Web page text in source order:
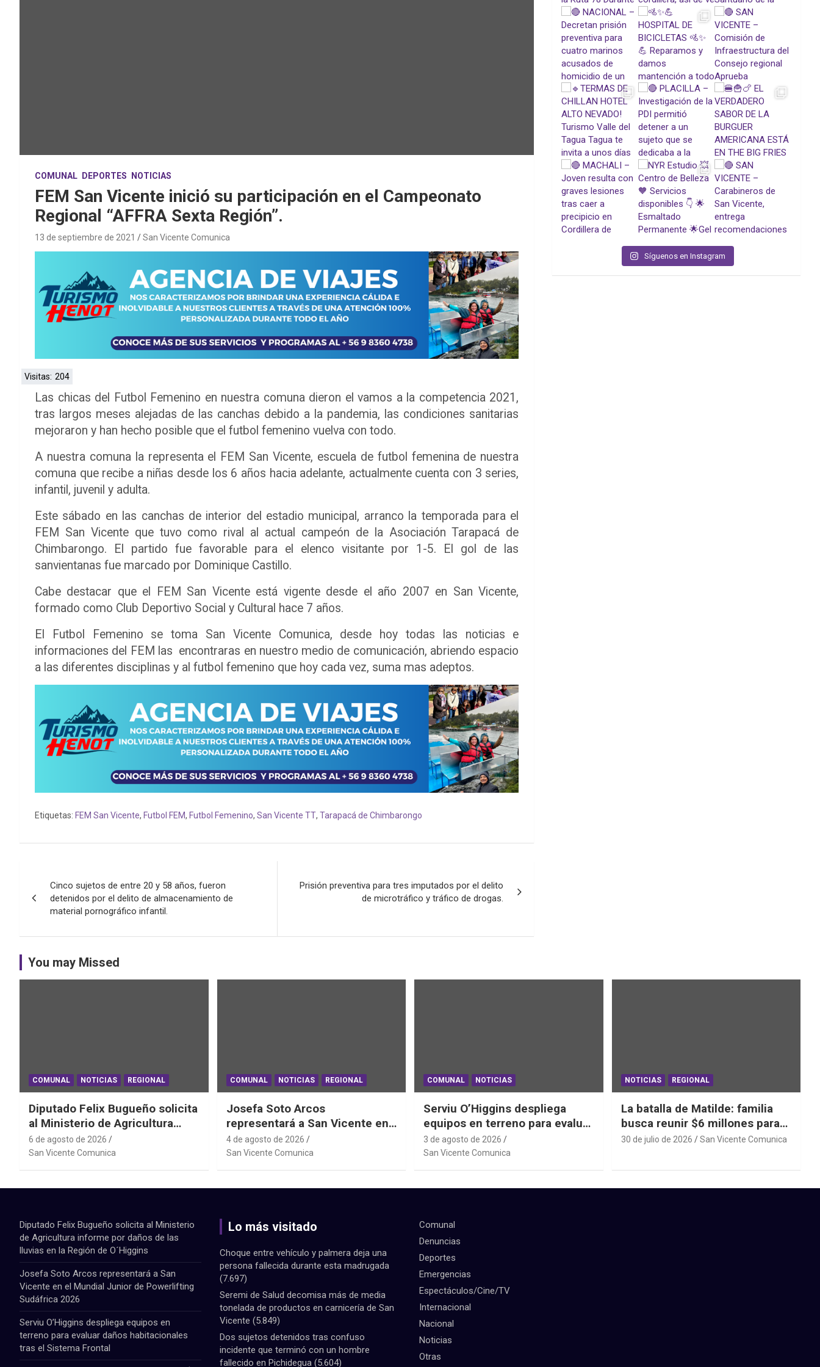
COMUNAL DEPORTES NOTICIAS
FEM San Vicente inició su participación en el Campeonato
Regional “AFFRA Sexta Región”.
13 de septiembre de 2021 San Vicente Comunica
Visitas: 204
Las chicas del Futbol Femenino en nuestra comuna dieron el vamos a la competencia 2021,
tras largos meses alejadas de las canchas debido a la pandemia, las condiciones sanitarias
mejoraron y han hecho posible que el futbol femenino vuelva con todo.
A nuestra comuna la representa el FEM San Vicente, escuela de futbol femenina de nuestra
comuna que recibe a niñas desde los 6 años hacia adelante, actualmente cuenta con 3 series,
infantil, juvenil y adulta.
Este sábado en las canchas de interior del estadio municipal, arranco la temporada para el
FEM San Vicente que tuvo como rival al actual campeón de la Asociación Tarapacá de
Chimbarongo. El partido fue favorable para el elenco visitante por 1-5. El gol de las
sanvientanas fue marcado por Dominique Castillo.
Cabe destacar que el FEM San Vicente está vigente desde el año 2007 en San Vicente,
formado como Club Deportivo Social y Cultural hace 7 años.
El Futbol Femenino se toma San Vicente Comunica, desde hoy todas las noticias e
informaciones del FEM las encontraras en nuestro medio de comunicación, abriendo espacio
a las diferentes disciplinas y al futbol femenino que hoy cada vez, suma mas adeptos.
Etiquetas: FEM San Vicente, Futbol FEM, Futbol Femenino, San Vicente TT, Tarapacá de Chimbarongo
de
entradas
Cinco sujetos de entre 20 y 58 años, fueron
detenidos por el delito de almacenamiento de
material pornográfico infantil.
Prisión preventiva para tres imputados por el delito
de microtráfico y tráfico de drogas.
Síguenos en Instagram
You may Missed
COMUNAL NOTICIAS REGIONAL
Diputado Felix Bugueño solicita
al Ministerio de Agricultura
informe por daños de las lluvias
en la Región de O´Higgins
6 de agosto de 2026
San Vicente Comunica
COMUNAL NOTICIAS REGIONAL
Josefa Soto Arcos
representará a San Vicente en
el Mundial Junior de
Powerlifting Sudáfrica 2026
4 de agosto de 2026
San Vicente Comunica
COMUNAL NOTICIAS
Serviu O’Higgins despliega
equipos en terreno para evaluar
daños habitacionales tras el
Sistema Frontal
3 de agosto de 2026
San Vicente Comunica
NOTICIAS REGIONAL
La batalla de Matilde: familia
busca reunir $6 millones para
una cirugía que no puede
30 de julio de 2026 San Vicente Comunica
Diputado Felix Bugueño solicita al Ministerio
de Agricultura informe por daños de las
lluvias en la Región de O´Higgins
Josefa Soto Arcos representará a San
Vicente en el Mundial Junior de Powerlifting
Sudáfrica 2026
Serviu O’Higgins despliega equipos en
terreno para evaluar daños habitacionales
tras el Sistema Frontal
Lo más visitado
Choque entre vehículo y palmera deja una
persona fallecida durante esta madrugada
(7.697)
Seremi de Salud decomisa más de media
tonelada de productos en carnicería de San
Vicente (5.849)
Dos sujetos detenidos tras confuso
incidente que terminó con un hombre
fallecido en Pichidegua (5.604)
Comunal
Denuncias
Deportes
Emergencias
Espectáculos/Cine/TV
Internacional
Nacional
Noticias
Otras